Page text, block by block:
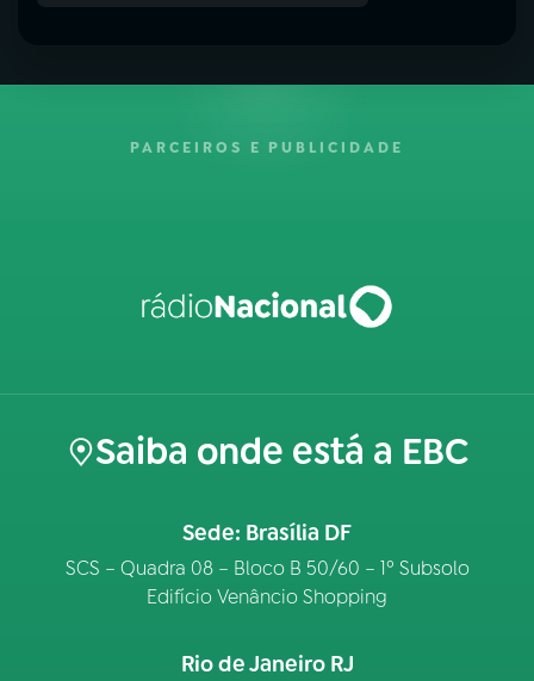
PARCEIROS E PUBLICIDADE
Saiba onde está a EBC
Sede: Brasília DF
SCS – Quadra 08 – Bloco B 50/60 – 1º Subsolo
Edifício Venâncio Shopping
Rio de Janeiro RJ